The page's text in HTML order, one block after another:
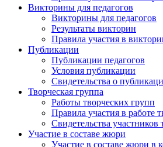
Викторины для педагогов
Викторины для педагогов
Результаты викторин
Правила участия в
Публикации
Публикации педагогов
Условия публикации
Свидетельства о
Творческая группа
Работы творческих групп
Правила участия в работе
Свидетельства участников
Участие в составе жюри
Участие в составе жюри в